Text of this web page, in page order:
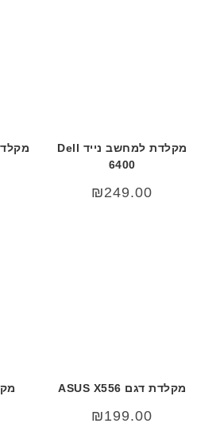
מקלדת למחשב נייד Dell
6400
₪249.00
מקלדת דגם ASUS X556
₪199.00